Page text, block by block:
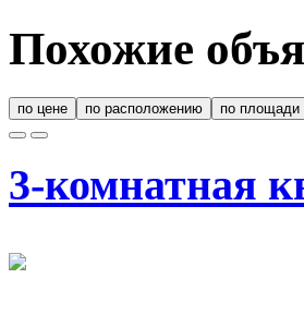
Похожие
по цене по расположению по площади
3-комнатная